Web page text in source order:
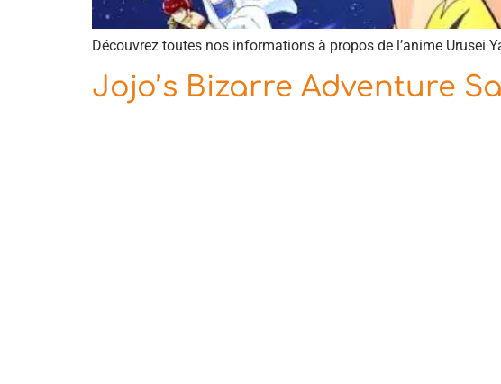
Découvrez toutes nos informations à propos de l’anime Urusei
Jojo’s Bizarre Adventure